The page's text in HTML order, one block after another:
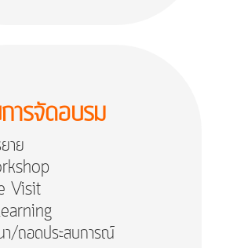
ารจัดอบรม
าย
Visit
า/ถอดประสบการณ์